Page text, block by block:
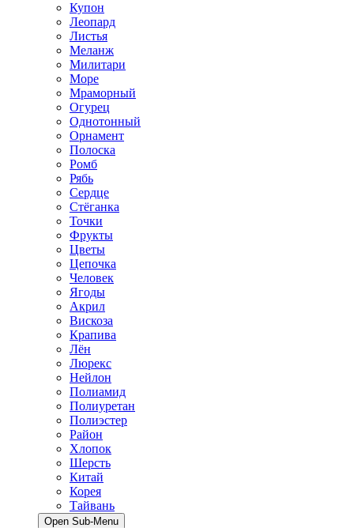
Купон
Леопард
Листья
Меланж
Милитари
Море
Мраморный
Огурец
Однотонный
Орнамент
Полоска
Ромб
Рябь
Сердце
Стёганка
Точки
Фрукты
Цветы
Цепочка
Человек
Ягоды
Акрил
Вискоза
Крапива
Лён
Люрекс
Нейлон
Полиамид
Полиуретан
Полиэстер
Район
Хлопок
Шерсть
Китай
Корея
Тайвань
Open Sub-Menu